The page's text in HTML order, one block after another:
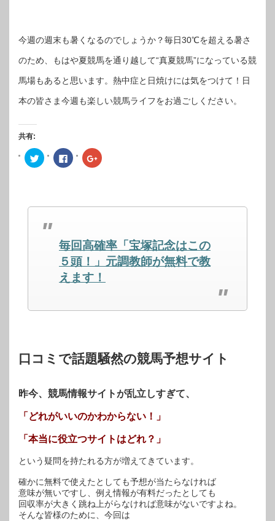
今週の週末も暑くなるのでしょうか？毎日30℃を超える暑さ
のため、もはや夏競馬を通り越して“真夏競馬”になっている競
馬場もあると思います。熱中症と日焼けには気をつけて！日
本の皆さま今週も楽しい競馬ライフをお過ごしください。
共有:
ク
リ
で
有
(新
ま
Facebook
で
は
ク
し
て
く
だ
さ
い
ウ
開
き
ク
リ
で
し
い
ウ
ィ
ン
ド
ウ
ま
毎回高確率「宝塚記念はこの
５頭！」元調教師が無料で教
えます！
口コミで話題騒然の競馬予想サイト
昨今、競馬情報サイトが乱立しすぎて、
「どれがいいのかわからない！」
「本当に役立つサイトはどれ？」
という疑問を持たれる方が増えてきています。
確かに無料で使えたとしても予想が当たらなければ
意味が無いですし、例え情報が有料だったとしても
回収率が大きく跳ね上がらなければ意味がないですよね。
そんな皆様のために、今回は